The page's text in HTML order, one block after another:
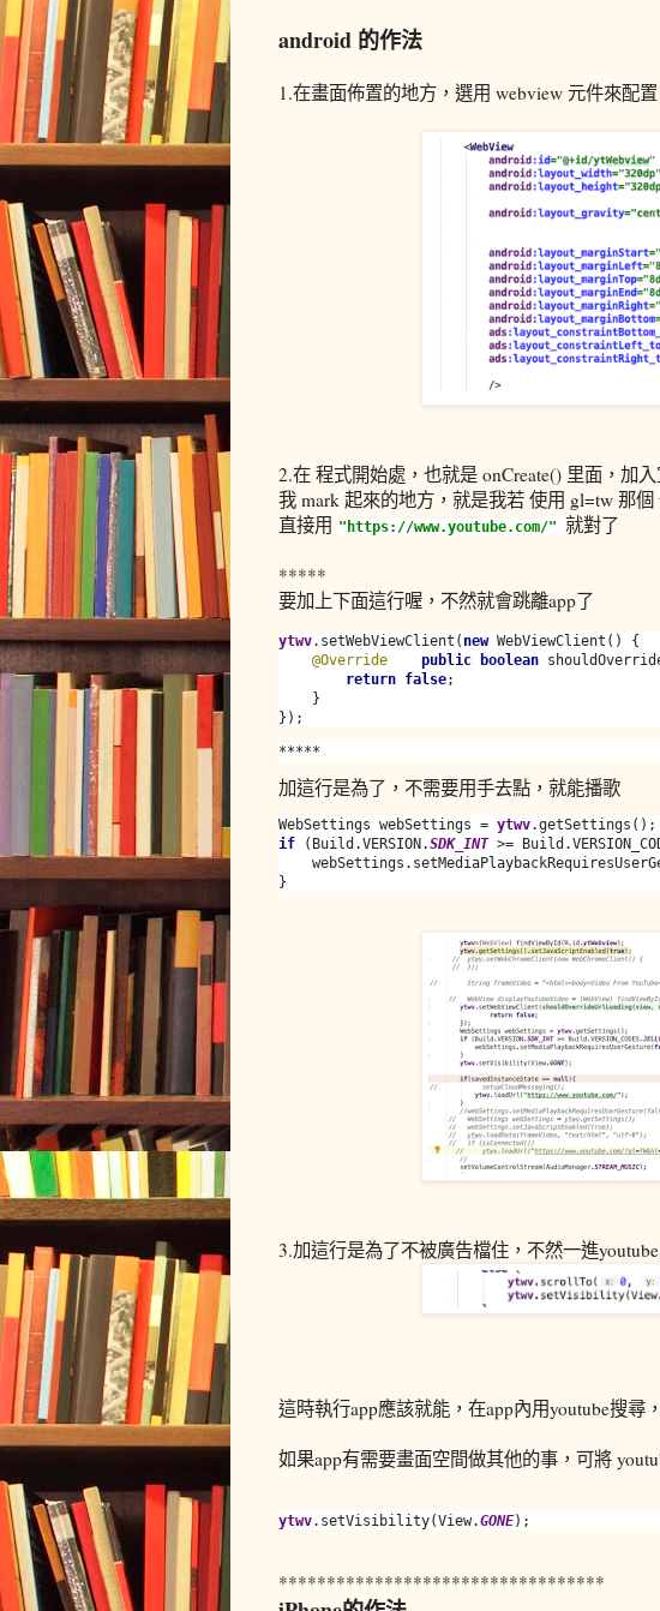
android 的作法
1.在畫面佈置的地方，選用 webview 元件來配置
2.在 程式開始處，也就是 onCreate() 里面，加
我 mark 起來的地方，就是我若 使用 gl=tw 那
直接用 "https://www.youtube.com/" 就對了
*****
要加上下面這行喔，不然就會跳離app了
ytwv.setWebViewClient( new WebViewClient() {
@Override
public boolean
return false;
    }
});
*****
加這行是為了，不需要用手去點，就能播歌
WebSettings webSettings = ytwv
if
(Build.VERSION.SDK_INT >=
}
3.加這行是為了不被廣告檔住，不然一進
這時執行app應該就能，在app內用youtube搜尋
如果app有需要畫面空間做其他的事，可將
ytwv.setVisibility(View.GONE);
**********************************